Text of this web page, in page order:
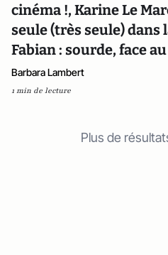
cinéma !, Karine Le
seule (très seule) dans
Fabian : sourde, face
Barbara Lambert
1 min de lecture
Plus de